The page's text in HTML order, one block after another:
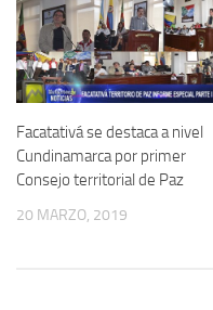
Facatativá se destaca a nivel
Cundinamarca por primer
Consejo territorial de Paz
20 MARZO, 2019